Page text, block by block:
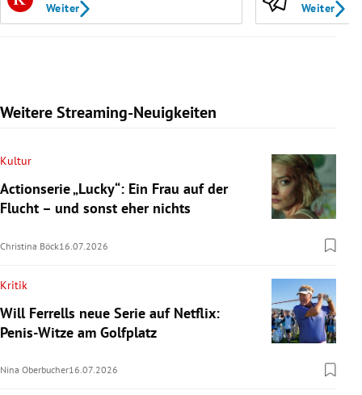
Weiter Weiter
Weitere Streaming-Neuigkeiten
Kultur
Actionserie „Lucky“: Ein Frau auf der
Flucht – und sonst eher nichts
Christina Böck16.07.2026
Kritik
Will Ferrells neue Serie auf Netflix:
Penis-Witze am Golfplatz
Nina Oberbucher16.07.2026